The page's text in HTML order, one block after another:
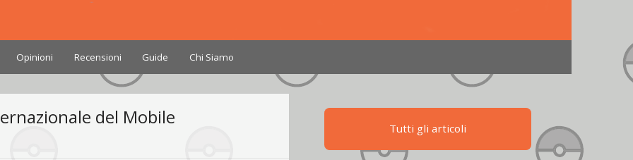
Opinioni Recensioni Guide Chi Siamo
del Mobile
Tutti gli articoli